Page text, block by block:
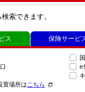
索できます。
置場所はこちら
e
ス 保険サービ